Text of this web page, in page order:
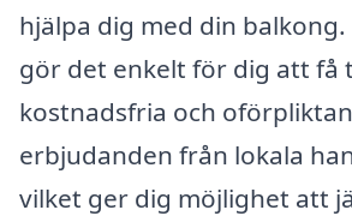
hjälpa dig med din
gör det enkelt för dig att få
kostnadsfria och
erbjudanden från lokala
vilket ger dig möjlighet att